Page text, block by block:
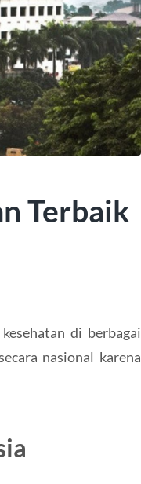
Terbaik
di berbagai
nasional karena